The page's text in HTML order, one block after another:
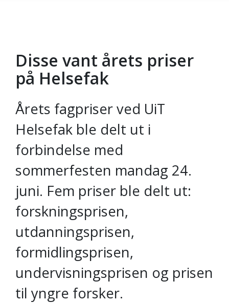
Gå til hovedinnhold
Disse vant årets priser
på Helsefak
Årets fagpriser ved UiT
Helsefak ble delt ut i
forbindelse med
sommerfesten mandag 24.
juni. Fem priser ble delt ut:
forskningsprisen,
utdanningsprisen,
formidlingsprisen,
undervisningsprisen og prisen
til yngre forsker.